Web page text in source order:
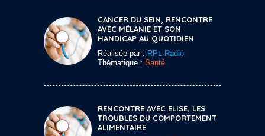
CANCER DU SEIN, RENCONTRE
AVEC MÉLANIE ET SON
HANDICAP AU QUOTIDIEN
Réalisée par : RPL Radio
Thématique : Santé
RENCONTRE AVEC ELISE, LES
TROUBLES DU COMPORTEMENT
ALIMENTAIRE